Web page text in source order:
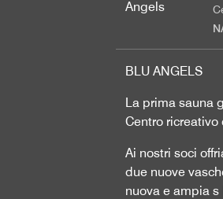
BLU ANGELS
La prima sauna
Centro ricreativo
Ai nostri soci
due nuove
nuova e ampia s